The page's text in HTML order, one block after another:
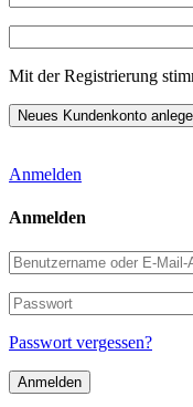
Mit der Registrierung
Anmelden
Anmelden
Benutzername
oder
E-
Mail-
Adresse
Passwort
Passwort vergessen?